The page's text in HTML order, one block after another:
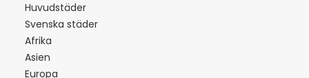
Huvudstäder
Svenska städer
Afrika
Asien
Europa